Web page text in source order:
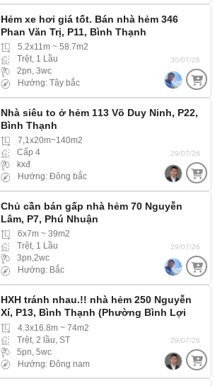
Hẻm xe hơi giá tốt. Bán nhà hẻm 346
Phan Văn Trị, P11, Bình Thạnh
5.2x11m ~ 58.7m2
Trệt, 1 Lầu
2pn, 3wc
Hướng: Tây bắc
30/07/26
Nhà siêu to ở hẻm 113 Võ Duy Ninh, P22,
Bình Thạnh
7,1x20m~140m2
Cấp 4
kxđ
Hướng: Đông bắc
29/07/26
Chủ cần bán gấp nhà hẻm 70 Nguyễn
Lâm, P7, Phú Nhuận
6x7m ~ 39m2
Trệt, 1 Lầu
3pn,2wc
Hướng: Bắc
29/07/26
HXH tránh nhau.!! nhà hẻm 250 Nguyễn
Xí, P13, Bình Thạnh (Phường Bình Lợi
Trung) Xe Hơi…
4.3x16.8m ~ 74m2
Trệt, 2 lầu, ST
5pn, 5wc
Hướng: Đông nam
29/07/26